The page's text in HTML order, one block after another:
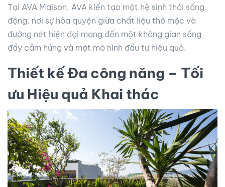
Tại AVA Maison, AVA kiến tạo một hệ sinh thái sống
động, nơi sự hòa quyện giữa chất liệu thô mộc và
đường nét hiện đại mang đến một không gian sống
đầy cảm hứng và một mô hình đầu tư hiệu quả.
Thiết kế Đa công năng – Tối
ưu Hiệu quả Khai thác